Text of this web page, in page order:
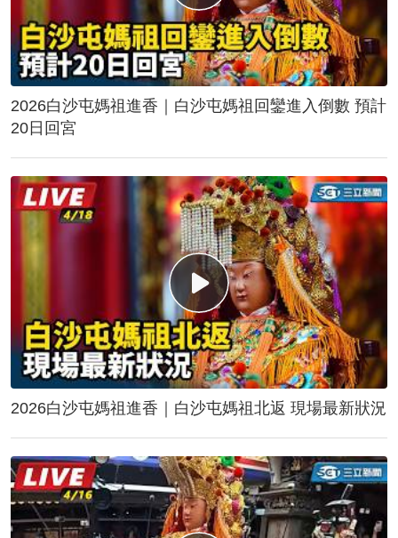
2026白沙屯媽祖進香｜白沙屯媽祖回鑾進入倒數 預計
20日回宮
2026白沙屯媽祖進香｜白沙屯媽祖北返 現場最新狀況